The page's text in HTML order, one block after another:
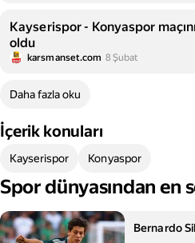
Kayserispor - Konyaspor
oldu
karsmanset.com 8 Şubat
Daha fazla oku
İçerik konuları
Kayserispor Konyaspor
Spor dünyasından en
Bernardo